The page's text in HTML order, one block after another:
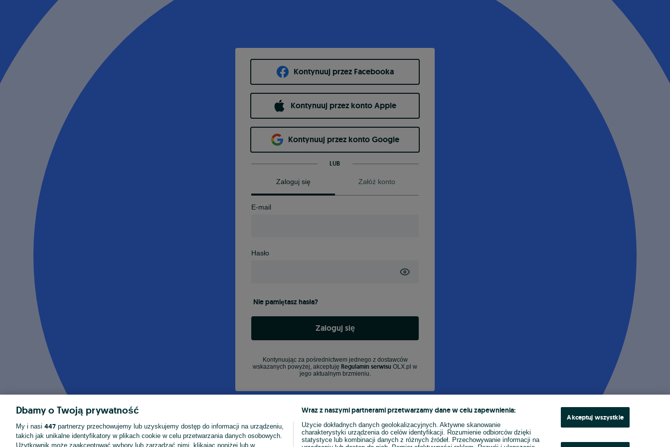
Kontynuuj przez Facebooka
Kontynuuj przez konto Apple
Kontynuuj przez konto Google
LUB
Zaloguj się Załóż konto
E-mail
Hasło
Nie pamiętasz hasła?
Zaloguj się
Kontynuując za pośrednictwem jednego z dostawców
wskazanych powyżej, akceptuję Regulamin serwisu OLX.pl w
jego aktualnym brzmieniu.
Dbamy o Twoją prywatność
My i nasi 447 partnerzy przechowujemy lub uzyskujemy dostęp do informacji na urządzeniu,
takich jak unikalne identyfikatory w plikach cookie w celu przetwarzania danych osobowych.
Użytkownik może zaakceptować wybory lub zarządzać nimi, klikając poniżej lub w
Wraz z naszymi partnerami przetwarzamy dane w celu zapewnienia:
Użycie dokładnych danych geolokalizacyjnych. Aktywne skanowanie
charakterystyki urządzenia do celów identyfikacji. Rozumienie odbiorców dzięki
statystyce lub kombinacji danych z różnych źródeł. Przechowywanie informacji na
Akceptuj wszystkie